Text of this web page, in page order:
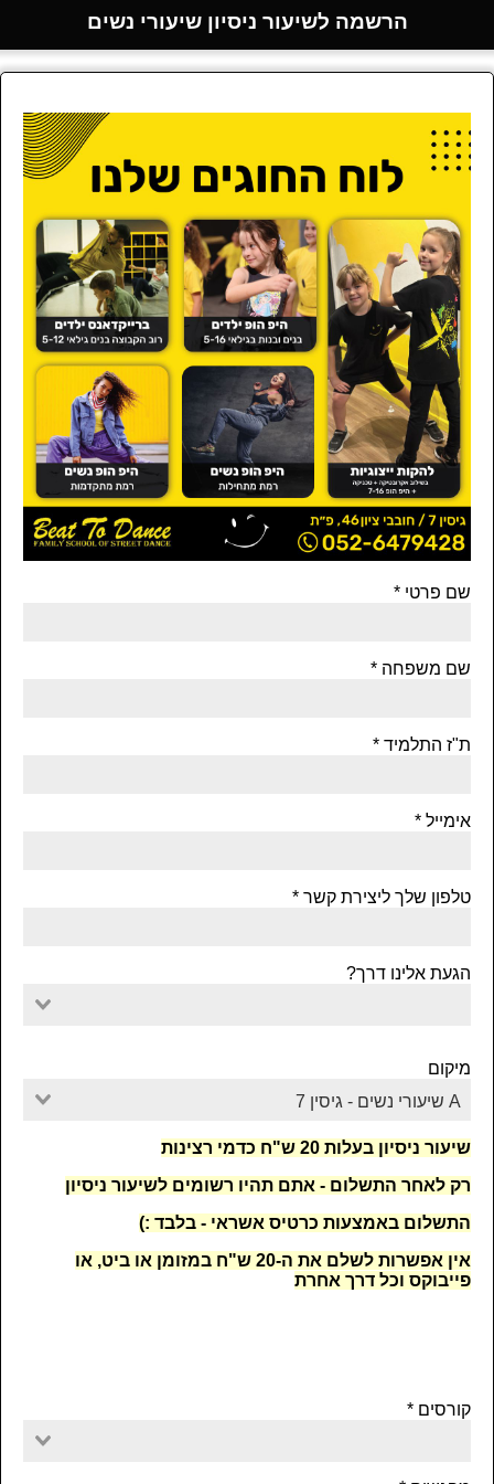
הרשמה לשיעור ניסיון שיעורי נשים
שם פרטי
שם משפחה
ת"ז התלמיד
אימייל
טלפון שלך ליצירת קשר
הגעת אלינו דרך?
מיקום
A שיעורי נשים - גיסין 7
שיעור ניסיון בעלות 20 ש"ח כדמי רצינות
רק לאחר התשלום - אתם תהיו רשומים לשיעור ניסיון
התשלום באמצעות כרטיס אשראי - בלבד :)
אין אפשרות לשלם את ה-20 ש"ח במזומן או ביט, או
פייבוקס וכל דרך אחרת
קורסים